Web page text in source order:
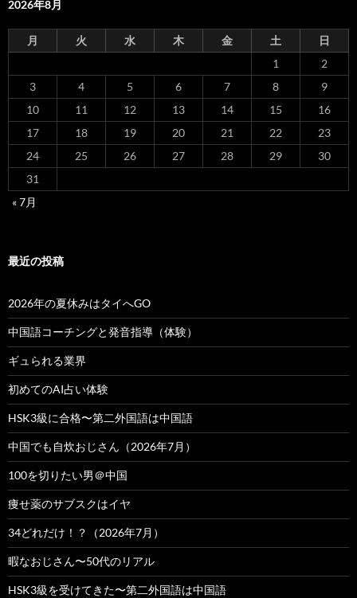
2026年8月
月 火 水 木 金 土
日
1
2
3
4 5 6 7 8
9
10
11 12 13 14 15
16
17
18 19 20 21 22
23
24
25 26 27 28 29
30
31
« 7月
最近の投稿
2026年の夏休みはタイへGO
中国語コーチングと発音指導（体験）
ギュられる業界
初めてのAI占い体験
HSK3級に合格〜第二外国語は中国語
中国でも自炊おじさん（2026年7月）
100を切りたい男＠中国
痩せ薬のサブスクはイヤ
34どれだけ！？（2026年7月）
暇なおじさん〜50代のリアル
HSK3級を受けてきた〜第二外国語は中国語